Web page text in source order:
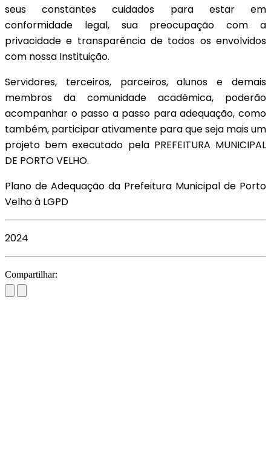
seus constantes cuidados para estar em
conformidade legal, sua preocupação com a
privacidade e transparência de todos os envolvidos
com nossa Instituição.
Servidores, terceiros, parceiros, alunos e demais
membros da comunidade acadêmica, poderão
acompanhar o passo a passo para adequação, como
também, participar ativamente para que seja mais um
projeto bem executado pela PREFEITURA MUNICIPAL
DE PORTO VELHO.
Plano de Adequação da Prefeitura Municipal de Porto
Velho à LGPD
2024
Compartilhar: